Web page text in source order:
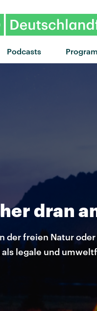
Podcasts
dran
freien Natur
legale und